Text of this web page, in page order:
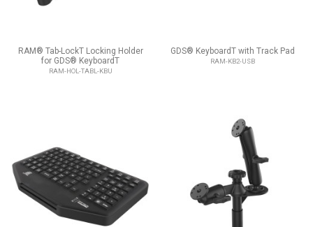
RAM® Tab-LockT Locking Holder
for GDS® KeyboardT
RAM-HOL-TABL-KBU
GDS® KeyboardT with Track Pad
RAM-KB2-USB